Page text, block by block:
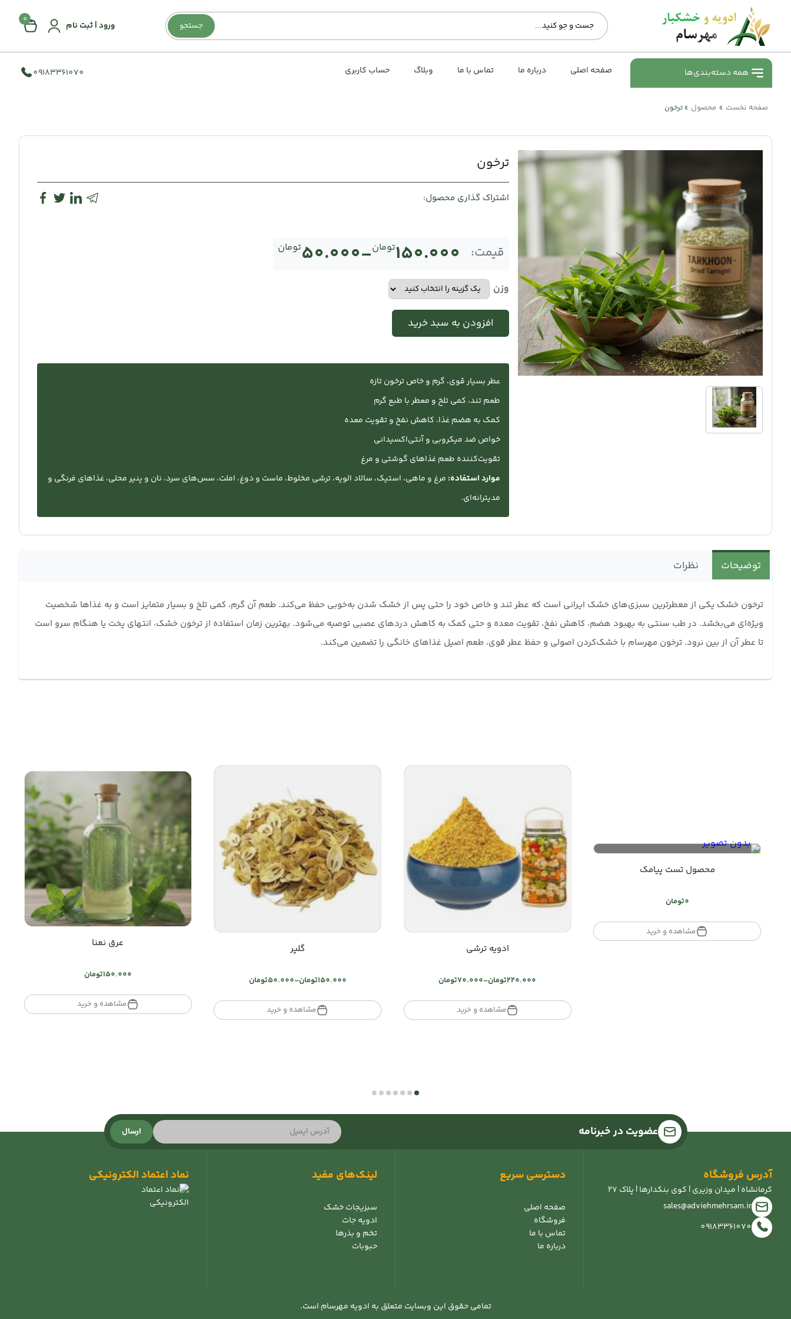
جستجو ورود | ثبت نام
0
همه دسته‌بندی‌ها صفحه اصلی درباره ما تماس با ما وبلاگ حساب کاربری 09183361070
صفحه نخست » محصول »ترخون
ترخون
اشتراک گذاری محصول:
قیمت: تومان150.000
– تومان50.000
وزن
افزودن به سبد خرید
عطر بسیار قوی، گرم و خاص ترخون تازه
طعم تند، کمی تلخ و معطر با طبع گرم
کمک به هضم غذا، کاهش نفخ و تقویت معده
خواص ضد میکروبی و آنتی‌اکسیدانی
تقویت‌کننده طعم غذاهای گوشتی و مرغ
موارد استفاده: مرغ و ماهی، استیک، سالاد الویه، ترشی مخلوط، ماست و دوغ، املت، سس‌های سرد، نان و پنیر محلی، غذاهای فرنگی و
مدیترانه‌ای.
توضیحات نظرات
ترخون خشک یکی از معطرترین سبزی‌های خشک ایرانی است که عطر تند و خاص خود را حتی پس از خشک شدن به‌خوبی حفظ می‌کند. طعم آن گرم، کمی تلخ و بسیار متمایز است و به غذاها شخصیت
ویژه‌ای می‌بخشد. در طب سنتی به بهبود هضم، کاهش نفخ، تقویت معده و حتی کمک به کاهش دردهای عصبی توصیه می‌شود. بهترین زمان استفاده از ترخون خشک، انتهای پخت یا هنگام سرو است
تا عطر آن از بین نرود. ترخون مهرسام با خشک‌کردن اصولی و حفظ عطر قوی، طعم اصیل غذاهای خانگی را تضمین می‌کند.
محصول تست پیامک
تومان0
مشاهده و خرید
ادویه ترشی
تومان220.000
– تومان70.000
Price
تومان70.000
through
مشاهده و خرید
گلپر
تومان150.000
– تومان50.000
Price
تومان50.000
through
مشاهده و خرید
عرق نعنا
تومان150.000
مشاهده و خرید
عضویت در خبرنامه ارسال
آدرس فروشگاه
کرمانشاه | میدان وزیری | کوی بنکدارها | پلاک 27
sales@adviehmehrsam.ir
09183361070
دسترسی سریع
صفحه اصلی
فروشگاه
تماس با ما
درباره ما
لینک‌های مفید
سبزیجات خشک
ادویه جات
تخم و بذرها
حبوبات
نماد اعتماد الکترونیکی
تمامی حقوق این وبسایت متعلق به ادویه مهرسام است.